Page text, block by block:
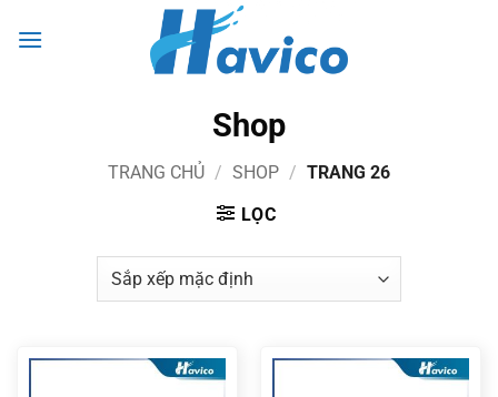
qua
Shop
TRANG CHỦ / SHOP / TRANG 26
LỌC